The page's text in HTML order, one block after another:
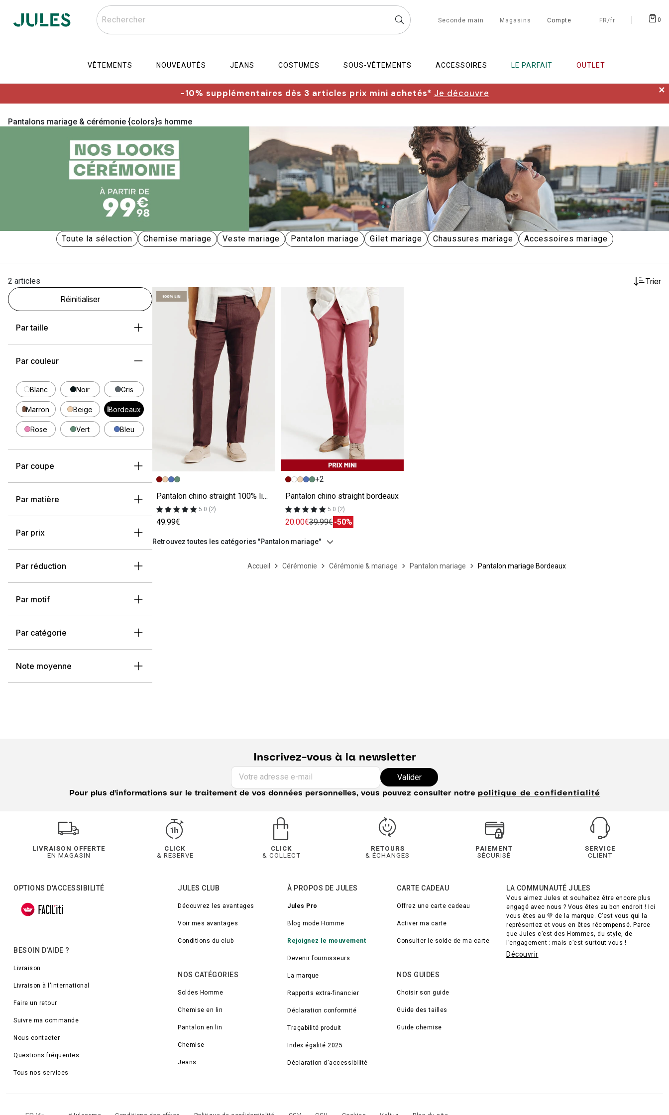
Rechercher Seconde main Magasins Compte FR/fr 0
VÊTEMENTS NOUVEAUTÉS JEANS COSTUMES SOUS-VÊTEMENTS ACCESSOIRES LE PARFAIT OUTLET
-10% supplémentaires dès 3 articles prix mini achetés* Je découvre ✕
Pantalons mariage & cérémonie {colors}s homme
Toute la sélection Chemise mariage Veste mariage Pantalon mariage Gilet mariage Chaussures mariage Accessoires mariage
2 articles
Trier
Réinitialiser
Par taille
Par couleur
Blanc Noir Gris
Marron Beige Bordeaux
Rose Vert Bleu
Par coupe
Par matière
Par prix
Par réduction
Par motif
Par catégorie
Note moyenne
Image précédente
Image suivante
Pantalon chino straight 100% lin bordeaux
5.0 (2)
49.99€
Image précédente
Image suivante
+2
Pantalon chino straight bordeaux
5.0 (2)
20.00€39.99€-50%
Retrouvez toutes les catégories "Pantalon mariage"
Accueil Cérémonie Cérémonie & mariage Pantalon mariage Pantalon mariage Bordeaux
Inscrivez-vous à la newsletter
Votre adresse e-mail Valider
Pour plus d'informations sur le traitement de vos données personnelles, vous pouvez consulter notre politique de confidentialité
LIVRAISON OFFERTE
EN MAGASIN
CLICK
& RESERVE
CLICK
& COLLECT
RETOURS
& ÉCHANGES
PAIEMENT
SÉCURISÉ
SERVICE
CLIENT
OPTIONS D'ACCESSIBILITÉ
BESOIN D'AIDE ?
Livraison
Livraison à l'international
Faire un retour
Suivre ma commande
Nous contacter
Questions fréquentes
Tous nos services
JULES CLUB
Découvrez les avantages
Voir mes avantages
Conditions du club
NOS CATÉGORIES
Soldes Homme
Chemise en lin
Pantalon en lin
Chemise
Jeans
À PROPOS DE JULES
Jules Pro
Blog mode Homme
Rejoignez le mouvement
Devenir fournisseurs
La marque
Rapports extra-financier
Déclaration conformité
Traçabilité produit
Index égalité 2025
Déclaration d'accessibilité
CARTE CADEAU
Offrez une carte cadeau
Activer ma carte
Consulter le solde de ma carte
NOS GUIDES
Choisir son guide
Guide des tailles
Guide chemise
LA COMMUNAUTÉ JULES
Vous aimez Jules et souhaitez être encore plus
engagé avec nous ? Vous êtes au bon endroit ! Ici
vous êtes au 💚 de la marque. C’est vous qui la
représentez et vous en êtes récompensé. Parce
que Jules c’est des Hommes, du style, de
l’engagement ; mais c’est surtout vous !
Découvrir